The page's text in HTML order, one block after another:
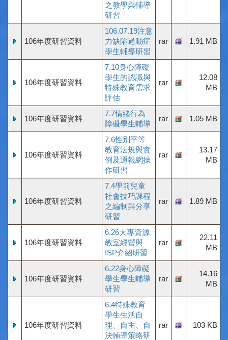
之教學與輔導
研習
106年度研習資料
106.07.19注意
力缺陷過動症
學生輔導研習
rar 1.91 MB
106年度研習資料
7.10身心障礙
學生的認識與
特殊教育需求
評估
rar
12.08
MB
106年度研習資料
7.7情緒行為
障礙學生輔導
rar 1.05 MB
106年度研習資料
7.6性別平等
教育法規與實
例及通報網操
作研習
rar
13.17
MB
106年度研習資料
7.4學前兒童
社會技巧課程
之編制與分享
研習
rar 1.89 MB
106年度研習資料
6.26大專資源
教室經營與
ISP介紹研習
rar
22.11
MB
106年度研習資料
6.22身心障礙
學生學生輔導
研習
rar
14.16
MB
106年度研習資料
6.4特殊教育
學生生活自
理、自主、自
決輔導策略研
rar 103 KB